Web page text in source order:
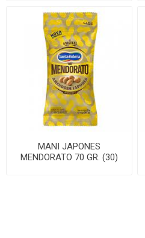
MANI JAPONES
MENDORATO 70 GR. (30)